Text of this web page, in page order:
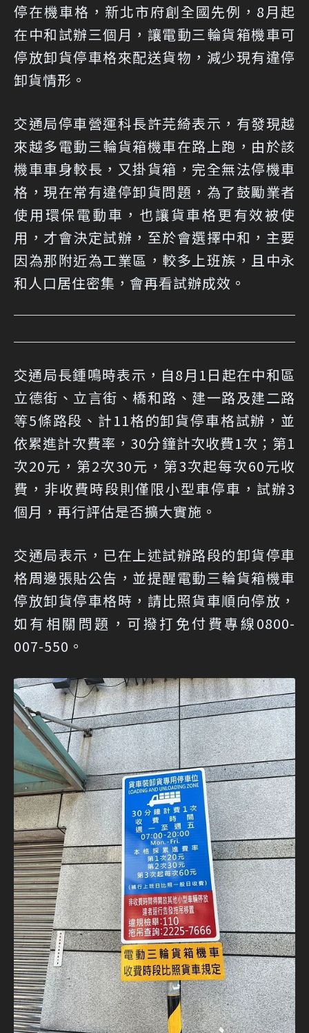
停在機車格，新北市府創全國先例，8月起
在中和試辦三個月，讓電動三輪貨箱機車可
停放卸貨停車格來配送貨物，減少現有違停
卸貨情形。
交通局停車營運科長許芫綺表示，有發現越
來越多電動三輪貨箱機車在路上跑，由於該
機車車身較長，又掛貨箱，完全無法停機車
格，現在常有違停卸貨問題，為了鼓勵業者
使用環保電動車，也讓貨車格更有效被使
用，才會決定試辦，至於會選擇中和，主要
因為那附近為工業區，較多上班族，且中永
和人口居住密集，會再看試辦成效。
交通局長鍾鳴時表示，自8月1日起在中和區
立德街、立言街、橋和路、建一路及建二路
等5條路段、計11格的卸貨停車格試辦，並
依累進計次費率，30分鐘計次收費1次；第1
次20元，第2次30元，第3次起每次60元收
費，非收費時段則僅限小型車停車，試辦3
個月，再行評估是否擴大實施。
交通局表示，已在上述試辦路段的卸貨停車
格周邊張貼公告，並提醒電動三輪貨箱機車
停放卸貨停車格時，請比照貨車順向停放，
如有相關問題，可撥打免付費專線0800-
007-550。